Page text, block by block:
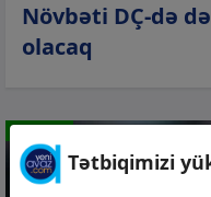
Növbəti DÇ-də
olacaq
Tətbiqimizi